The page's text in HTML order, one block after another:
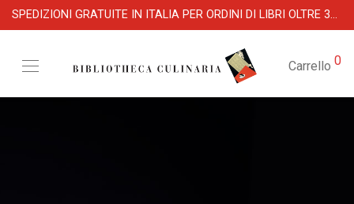
SPEDIZIONI GRATUITE IN ITALIA PER ORDINI DI LIBRI OLTRE 39 €
Carrello 0